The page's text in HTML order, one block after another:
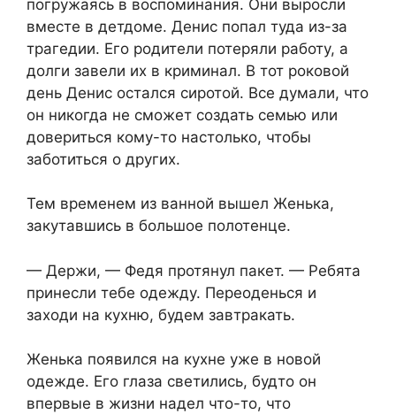
погружаясь в воспоминания. Они выросли
вместе в детдоме. Денис попал туда из-за
трагедии. Его родители потеряли работу, а
долги завели их в криминал. В тот роковой
день Денис остался сиротой. Все думали, что
он никогда не сможет создать семью или
довериться кому-то настолько, чтобы
заботиться о других.
Тем временем из ванной вышел Женька,
закутавшись в большое полотенце.
— Держи, — Федя протянул пакет. — Ребята
принесли тебе одежду. Переоденься и
заходи на кухню, будем завтракать.
Женька появился на кухне уже в новой
одежде. Его глаза светились, будто он
впервые в жизни надел что-то, что